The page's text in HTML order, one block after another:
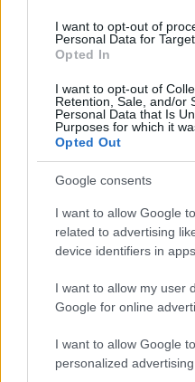
I want to opt-out of
Personal Data for
Opted In
I want to opt-out of
Retention, Sale, and/or
Personal Data that Is
Purposes for which it
Opted Out
Google consents
I want to allow Google
related to advertising
device identifiers in apps.
I want to allow my user
Google for online
I want to allow Google
personalized advertising.
Governo e opposizione in
mascherine contraffatte
QUOTAZIONI CRYPTO
Gold (Terra
(PAXG)